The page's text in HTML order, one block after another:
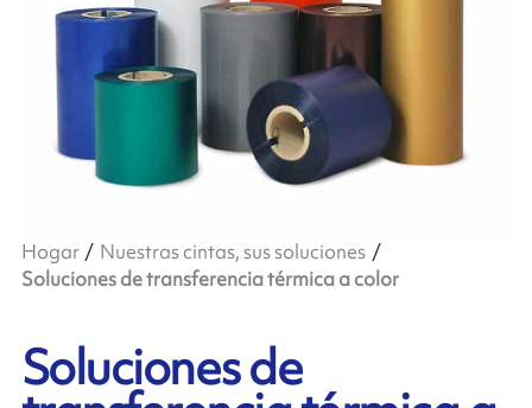
Hogar
Nuestras cintas, sus soluciones
Soluciones de transferencia térmica a color
Soluciones de